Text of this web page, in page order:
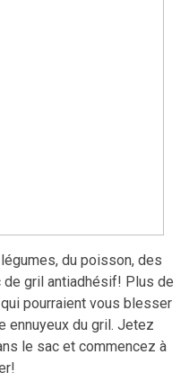
du poisson, des
gril antiadhésif! Plus de
pourraient vous blesser
ennuyeux du gril. Jetez
le sac et commencez à